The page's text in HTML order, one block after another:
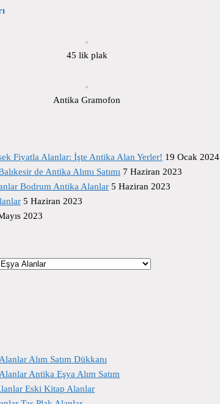
45 lik plak
Antika Gramofon
Fiyatla Alanlar: İşte Antika Alan Yerler! 19 Ocak 2024
de Antika Alımı Satımı 7 Haziran 2023
Bodrum Antika Alanlar 5 Haziran 2023
5 Haziran 2023
2023
Alım Satım Dükkanı
Antika Eşya Alım Satım
Eski Kitap Alanlar